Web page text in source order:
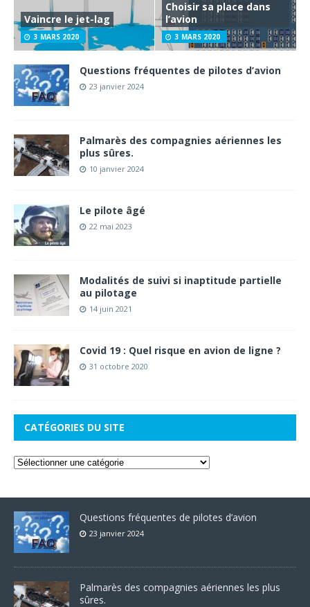
Vaincre le jet-lag
3 MARS 2020
Choisir sa place dans
l’avion
3 MARS 2020
Questions fréquentes de pilotes d’avion
23 janvier 2024
Palmarès des compagnies aériennes les
plus sûres.
10 janvier 2024
Le pilote âgé
22 mai 2023
Modalités de suivi si inaptitude partielle
au pilotage
14 juin 2021
Covid 19 : Quel risque en avion de ligne ?
31 octobre 2020
CATÉGORIES DU SITE
Questions fréquentes de pilotes d’avion
23 janvier 2024
Palmarès des compagnies aériennes les plus
sûres.